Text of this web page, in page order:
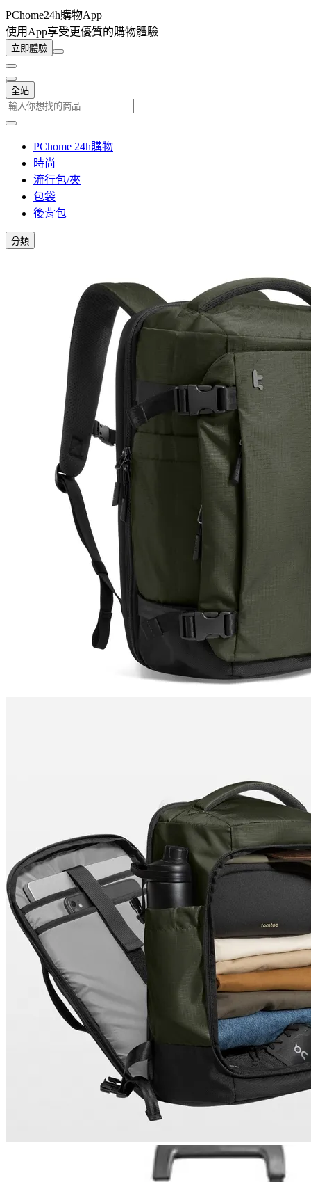
PChome24h購物App
使用App享受更優質的購物體驗
立即體驗
全站
PChome 24h購物
時尚
流行包/夾
包袋
後背包
分類